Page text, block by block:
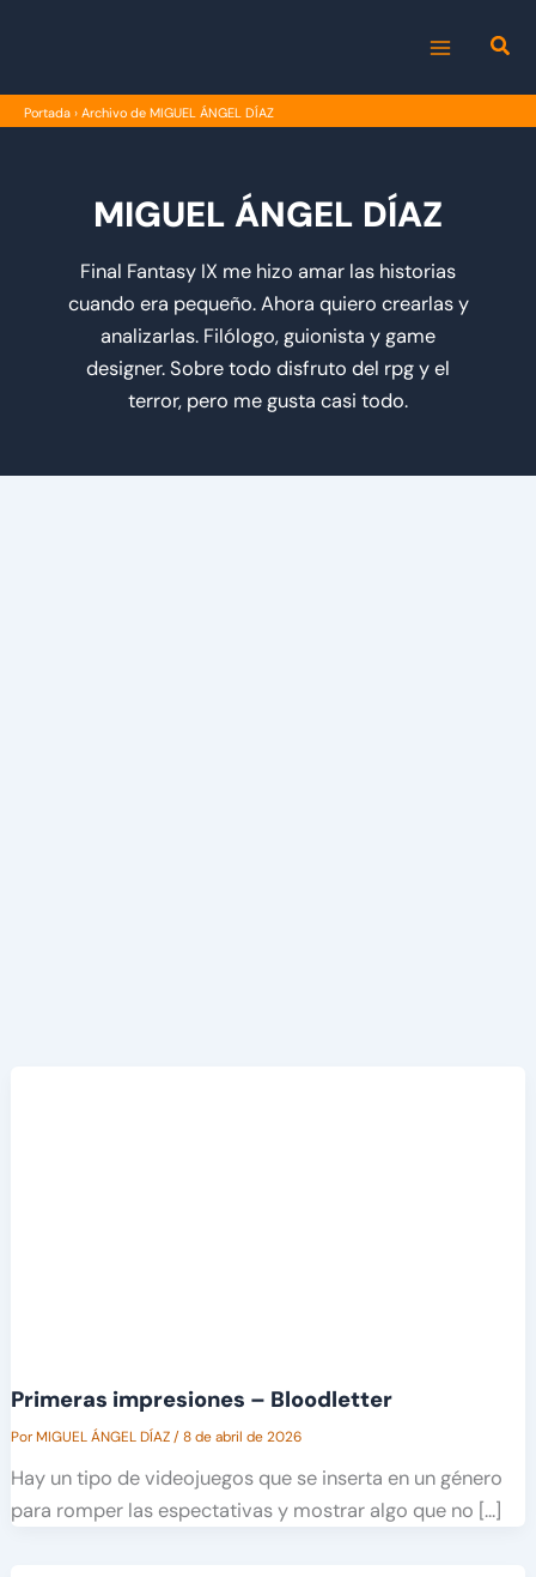
MENU
Portada › Archivo de MIGUEL ÁNGEL DÍAZ
MIGUEL ÁNGEL DÍAZ
Final Fantasy IX me hizo amar las historias
cuando era pequeño. Ahora quiero crearlas y
analizarlas. Filólogo, guionista y game
designer. Sobre todo disfruto del rpg y el
terror, pero me gusta casi todo.
Primeras impresiones – Bloodletter
PorMIGUEL ÁNGEL DÍAZ/8 de abril de 2026
Hay un tipo de videojuegos que se inserta en un género
para romper las espectativas y mostrar algo que no […]